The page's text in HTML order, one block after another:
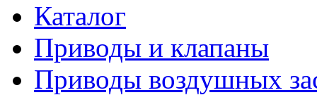
Каталог
Приводы и клапаны
Приводы воздушных